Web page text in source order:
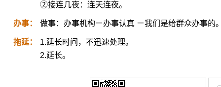
②接连几夜：连天连夜。
办事： 做事：办事机构ㄧ办事认真 ㄧ我们是给群众办事的
拖延：
1.延长时间，不迅速处理。
2.延长。